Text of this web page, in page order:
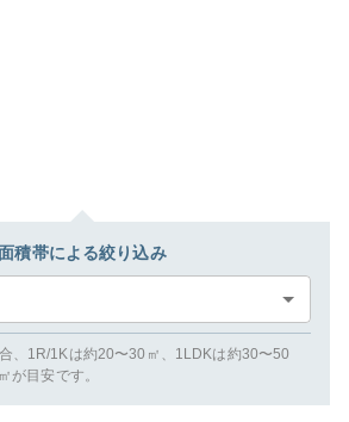
積帯による絞り込み
、1R/1Kは約20〜30㎡、1LDKは約30〜50
が目安です。